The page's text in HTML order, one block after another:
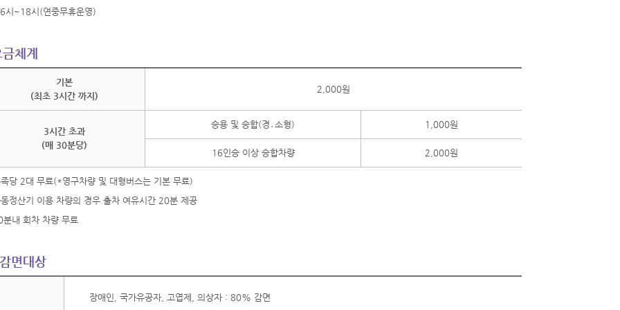
시~18시(연중무휴운영)
금체계
기본
(최초 3시간 까지)
2,000원
3시간 초과
(매 30분당)
승용 및 승합(경․소형) 1,000원
16인승 이상 승합차량 2,000원
당 2대 무료(*영구차량 및 대형버스는 기본 무료)
정산기 이용 차량의 경우 출차 여유시간 20분 제공
분내 회차 차량 무료
감면대상
장애인, 국가유공자, 고엽제, 의상자 : 80% 감면